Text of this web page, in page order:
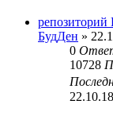
БудДен »
0
10728